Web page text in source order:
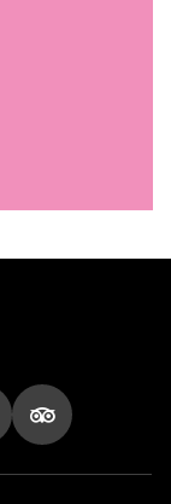
X sur LinkedIn
nous sur
Suivez nous